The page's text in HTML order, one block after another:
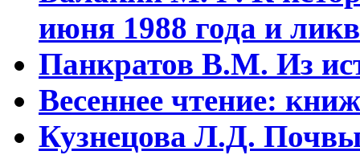
июня 1988 года и
Панкратов В.М. Из
Весеннее чтение:
Кузнецова Л.Д. Почвы